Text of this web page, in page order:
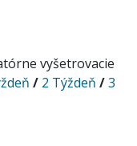
vyšetrovacie
/ 2 Týždeň /3